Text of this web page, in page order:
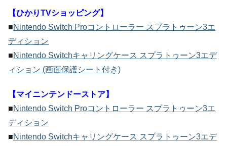
【ひかりTVショッピング】
■Nintendo Switch Proコントローラー スプラトゥーン3エ
ディション
■Nintendo Switchキャリングケース スプラトゥーン3エデ
ィション (画面保護シート付き)
【マイニンテンドーストア】
■Nintendo Switch Proコントローラー スプラトゥーン3エ
ディション
■Nintendo Switchキャリングケース スプラトゥーン3エデ